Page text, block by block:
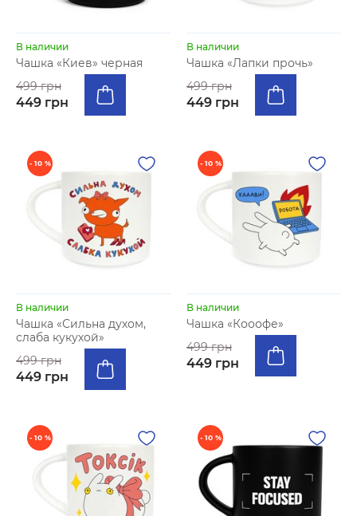
В наличии
Чашка «Киев» черная
499 грн
449 грн
В наличии
Чашка «Лапки прочь»
499 грн
449 грн
- 10 %
В наличии
Чашка «Сильна духом,
слаба кукухой»
499 грн
449 грн
- 10 %
В наличии
Чашка «Кооофе»
499 грн
449 грн
- 10 % - 10 %